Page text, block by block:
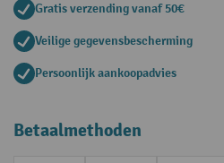
Gratis verzending vanaf 50€
Veilige gegevensbescherming
Persoonlijk aankoopadvies
Betaalmethoden